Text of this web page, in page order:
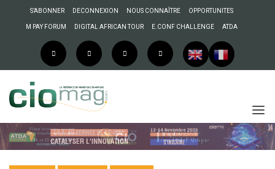
S’ABONNER DECONNEXION NOUS CONNAÎTRE OPPORTUNITES
M PAY FORUM DIGITAL AFRICAN TOUR E.CONF CHALLENGE ATDA